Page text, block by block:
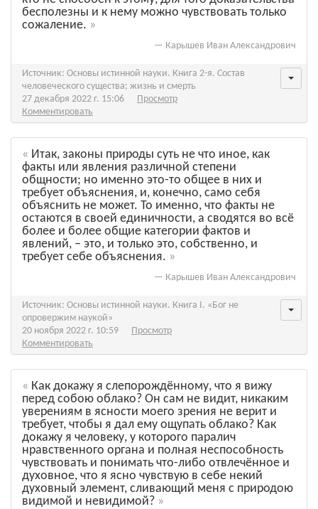
бесполезны и к нему можно чувствовать только
сожаление.
— Карышев Иван Александрович
Источник: Основы истинной науки. Книга 2-я. Состав
человеческого существа; жизнь и смерть
27 декабря 2022 г. 15:06
Просмотр
Комментировать
Итак, законы природы суть не что иное, как
факты или явления различной степени
общности; но именно это-то общее в них и
требует объяснения, и, конечно, само себя
объяснить не может. То именно, что факты не
остаются в своей единичности, а сводятся во всё
более и более общие категории фактов и
явлений, – это, и только это, собственно, и
требует себе объяснения.
— Карышев Иван Александрович
Источник: Основы истинной науки. Книга I. «Бог не
опровержим наукой»
20 ноября 2022 г. 10:59
Просмотр
Комментировать
Как докажу я слепорождённому, что я вижу
перед собою облако? Он сам не видит, никаким
уверениям в ясности моего зрения не верит и
требует, чтобы я дал ему ощупать облако? Как
докажу я человеку, у которого паралич
нравственного органа и полная неспособность
чувствовать и понимать что-либо отвлечённое и
духовное, что я ясно чувствую в себе некий
духовный элемент, сливающий меня с природою
видимой и невидимой?